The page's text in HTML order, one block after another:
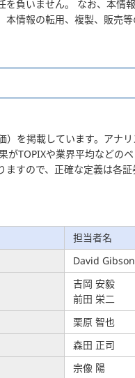
を負いません。 なお、本情
本情報の転用、複製、販売
を掲載しています。アナ
TOPIXや業界平均などの
すので、正確な定義は各証
担当者名
David Gibson
吉岡 安毅
前田 栄二
栗原 智也
森田 正司
宗像 陽